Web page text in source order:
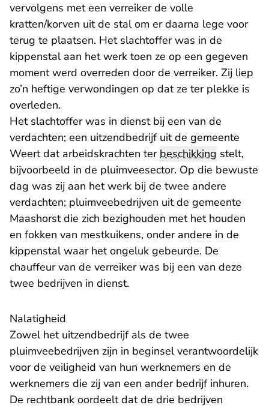
vervolgens met een verreiker de volle
kratten/korven uit de stal om er daarna lege voor
terug te plaatsen. Het slachtoffer was in de
kippenstal aan het werk toen ze op een gegeven
moment werd overreden door de verreiker. Zij liep
zo’n heftige verwondingen op dat ze ter plekke is
overleden.
Het slachtoffer was in dienst bij een van de
verdachten; een uitzendbedrijf uit de gemeente
Weert dat arbeidskrachten terbeschikking stelt,
bijvoorbeeld in de pluimveesector. Op die bewuste
dag was zij aan het werk bij de twee andere
verdachten; pluimveebedrijven uit de gemeente
Maashorst die zich bezighouden met het houden
en fokken van mestkuikens, onder andere in de
kippenstal waar het ongeluk gebeurde. De
chauffeur van de verreiker was bij een van deze
twee bedrijven in dienst.
Nalatigheid
Zowel het uitzendbedrijf als de twee
pluimveebedrijven zijn in beginsel verantwoordelijk
voor de veiligheid van hun werknemers en de
werknemers die zij van een ander bedrijf inhuren.
De rechtbank oordeelt dat de drie bedrijven